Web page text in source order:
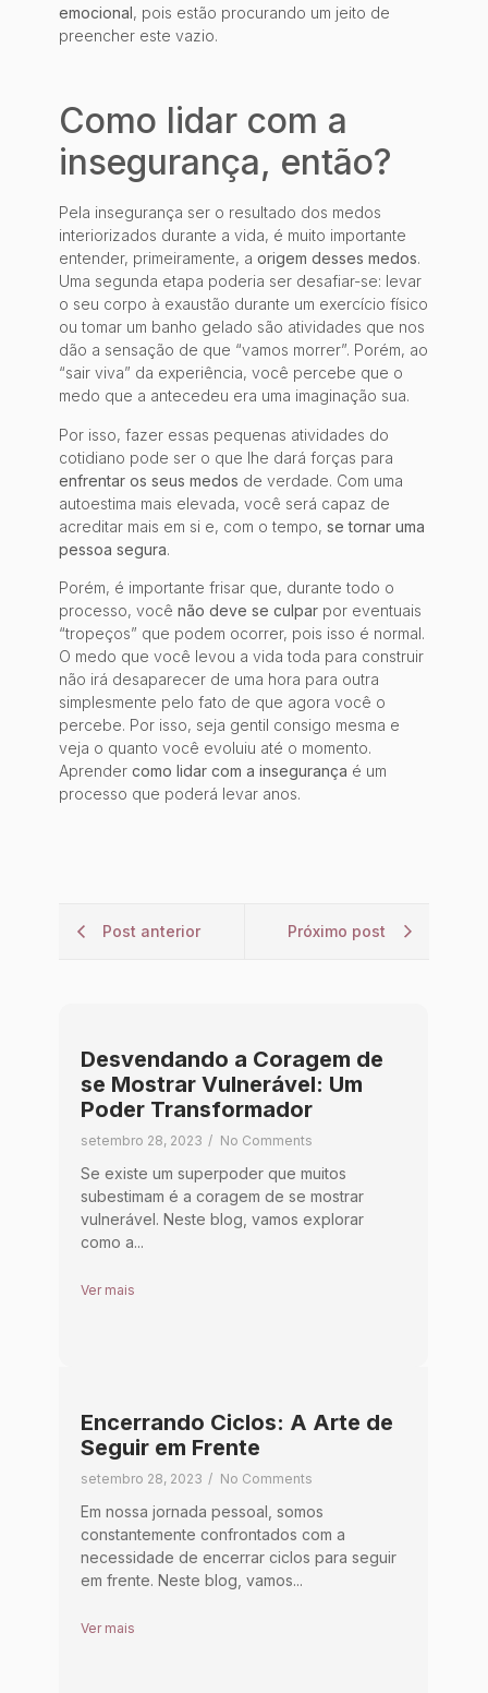
emocional, pois estão procurando um jeito de
preencher este vazio.
Como lidar com a
insegurança, então?
Pela insegurança ser o resultado dos medos
interiorizados durante a vida, é muito importante
entender, primeiramente, a origem desses medos.
Uma segunda etapa poderia ser desafiar-se: levar
o seu corpo à exaustão durante um exercício físico
ou tomar um banho gelado são atividades que nos
dão a sensação de que “vamos morrer”. Porém, ao
“sair viva” da experiência, você percebe que o
medo que a antecedeu era uma imaginação sua.
Por isso, fazer essas pequenas atividades do
cotidiano pode ser o que lhe dará forças para
enfrentar os seus medos de verdade. Com uma
autoestima mais elevada, você será capaz de
acreditar mais em si e, com o tempo, se tornar uma
pessoa segura.
Porém, é importante frisar que, durante todo o
processo, você não deve se culpar por eventuais
“tropeços” que podem ocorrer, pois isso é normal.
O medo que você levou a vida toda para construir
não irá desaparecer de uma hora para outra
simplesmente pelo fato de que agora você o
percebe. Por isso, seja gentil consigo mesma e
veja o quanto você evoluiu até o momento.
Aprender como lidar com a insegurança é um
processo que poderá levar anos.
Post anterior Próximo post
Desvendando a Coragem de
se Mostrar Vulnerável: Um
Poder Transformador
setembro 28, 2023 / No Comments
Se existe um superpoder que muitos
subestimam é a coragem de se mostrar
vulnerável. Neste blog, vamos explorar
como a...
Ver mais
Encerrando Ciclos: A Arte de
Seguir em Frente
setembro 28, 2023 / No Comments
Em nossa jornada pessoal, somos
constantemente confrontados com a
necessidade de encerrar ciclos para seguir
em frente. Neste blog, vamos...
Ver mais